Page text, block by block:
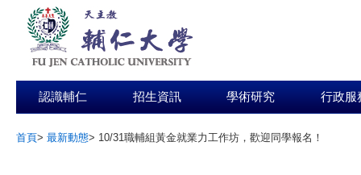
認識輔仁 招生資訊 學術研究 行政服
首頁> 最新動態> 10/31職輔組黃金就業力工作坊，歡迎同學報名！